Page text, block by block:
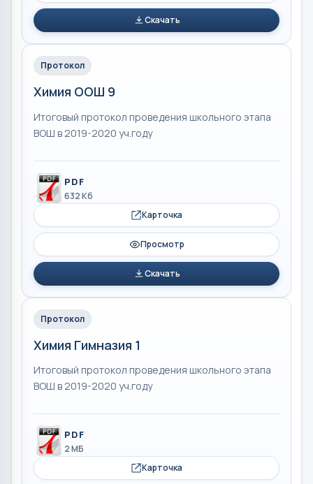
Скачать
Протокол
Химия ООШ 9
Итоговый протокол проведения школьного этапа
ВОШ в 2019-2020 уч.году
PDF
632 Кб
Карточка
Просмотр
Скачать
Протокол
Химия Гимназия 1
Итоговый протокол проведения школьного этапа
ВОШ в 2019-2020 уч.году
PDF
2 МБ
Карточка